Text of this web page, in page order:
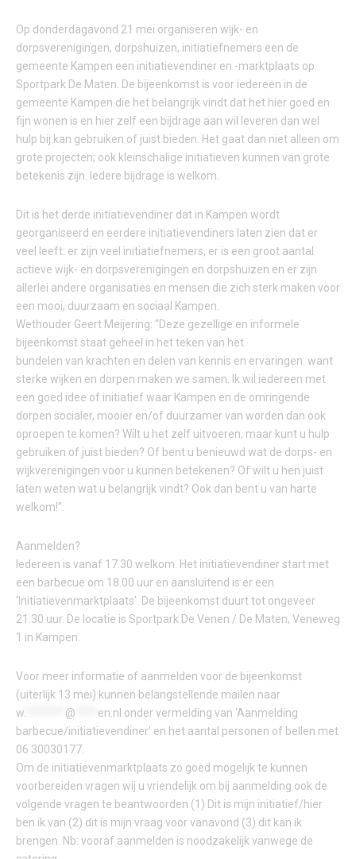
Op donderdagavond 21 mei organiseren wijk- en
dorpsverenigingen, dorpshuizen, initiatiefnemers een de
gemeente Kampen een initiatievendiner en -marktplaats op
Sportpark De Maten. De bijeenkomst is voor iedereen in de
gemeente Kampen die het belangrijk vindt dat het hier goed en
fijn wonen is en hier zelf een bijdrage aan wil leveren dan wel
hulp bij kan gebruiken of juist bieden. Het gaat dan niet alleen om
grote projecten; ook kleinschalige initiatieven kunnen van grote
betekenis zijn. Iedere bijdrage is welkom.
Dit is het derde initiatievendiner dat in Kampen wordt
georganiseerd en eerdere initiatievendiners laten zien dat er
veel leeft: er zijn veel initiatiefnemers, er is een groot aantal
actieve wijk- en dorpsverenigingen en dorpshuizen en er zijn
allerlei andere organisaties en mensen die zich sterk maken voor
een mooi, duurzaam en sociaal Kampen.
Wethouder Geert Meijering: “Deze gezellige en informele
bijeenkomst staat geheel in het teken van het
bundelen van krachten en delen van kennis en ervaringen: want
sterke wijken en dorpen maken we samen. Ik wil iedereen met
een goed idee of initiatief waar Kampen en de omringende
dorpen socialer, mooier en/of duurzamer van worden dan ook
oproepen te komen? Wilt u het zelf uitvoeren, maar kunt u hulp
gebruiken of juist bieden? Of bent u benieuwd wat de dorps- en
wijkverenigingen voor u kunnen betekenen? Of wilt u hen juist
laten weten wat u belangrijk vindt? Ook dan bent u van harte
welkom!”.
Aanmelden?
Iedereen is vanaf 17.30 welkom. Het initiatievendiner start met
een barbecue om 18.00 uur en aansluitend is er een
‘Initiatievenmarktplaats’. De bijeenkomst duurt tot ongeveer
21.30 uur. De locatie is Sportpark De Venen / De Maten, Veneweg
1 in Kampen.
Voor meer informatie of aanmelden voor de bijeenkomst
(uiterlijk 13 mei) kunnen belangstellende mailen naar
w.
@ en.nl onder vermelding van ‘Aanmelding
barbecue/initiatievendiner’ en het aantal personen of bellen met
06 30030177.
Om de initiatievenmarktplaats zo goed mogelijk te kunnen
voorbereiden vragen wij u vriendelijk om bij aanmelding ook de
volgende vragen te beantwoorden (1) Dit is mijn initiatief/hier
ben ik van (2) dit is mijn vraag voor vanavond (3) dit kan ik
brengen. Nb: vooraf aanmelden is noodzakelijk vanwege de